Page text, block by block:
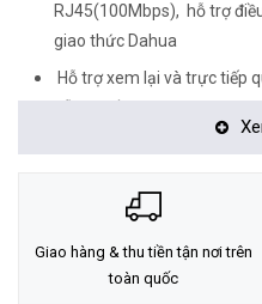
RJ45(100Mbps), hỗ trợ
giao thức Dahua
Hỗ trợ xem lại và trực tiếp
trợ đàm thoại hai chiều,
Hỗ trợ truyền tải âm thanh,
Thiết kế nút reset cứng
<Hotline: 0828.011.011 -
Giao hàng & thu tiền tận nơi trên
toàn quốc